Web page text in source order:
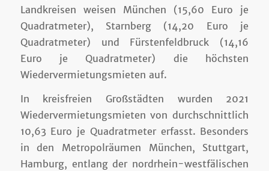
Landkreisen weisen München (15,60 Euro je
Quadratmeter), Starnberg (14,20 Euro je
Quadratmeter) und Fürstenfeldbruck (14,16
Euro je Quadratmeter) die höchsten
Wiedervermietungsmieten auf.
In kreisfreien Großstädten wurden 2021
Wiedervermietungsmieten von durchschnittlich
10,63 Euro je Quadratmeter erfasst. Besonders
in den Metropolräumen München, Stuttgart,
Hamburg, entlang der nordrhein-westfälischen